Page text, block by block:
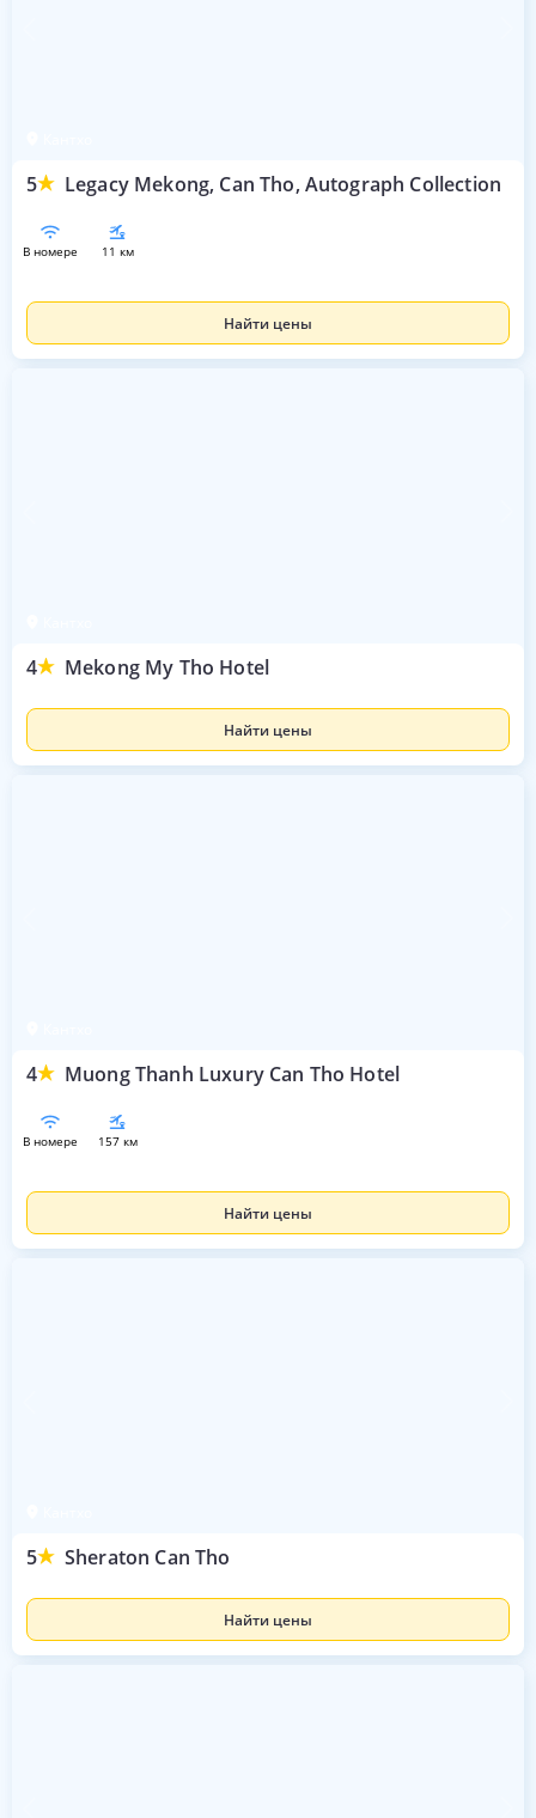
5 Legacy Mekong, Can Tho, Autograph Collection
в номере 11 км
Найти цены
4 Mekong My Tho Hotel
Найти цены
4 Muong Thanh Luxury Can Tho Hotel
в номере 157 км
Найти цены
5 Sheraton Can Tho
Найти цены